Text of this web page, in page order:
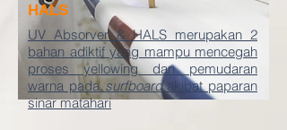
HALS
UV Absorver & HALS merupakan 2
bahan adiktif yang mampu mencegah
proses yellowing dan pemudaran
warna padasurfboardakibat paparan
sinar matahari